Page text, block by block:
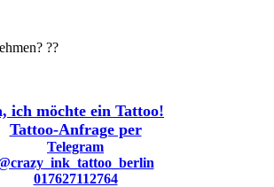
??
ich möchte ein Tattoo!
Tattoo-Anfrage per
Telegram
017627112764